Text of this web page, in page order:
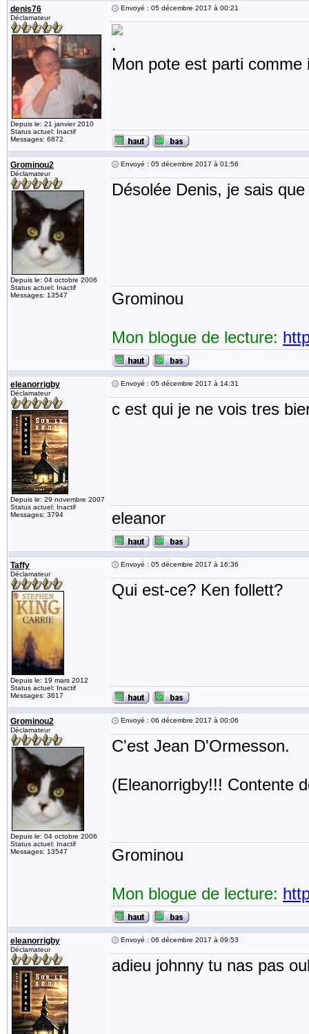
denis76
Déclamateur
Depuis le: 21 janvier 2010
Status actuel: Inactif
Messages: 6872
Envoyé : 05 décembre 2017 à 00:21
.
Mon pote est parti
Grominou2
Déclamateur
Depuis le: 04 octobre 2006
Status actuel: Inactif
Messages: 13547
Envoyé : 05 décembre 2017 à 01:56
Désolée Denis, je sais
Grominou
Mon blogue de lecture:
eleanorrigby
Déclamateur
Depuis le: 29 novembre 2007
Status actuel: Inactif
Messages: 3794
Envoyé : 05 décembre 2017 à 14:31
c est qui je ne vois tres
eleanor
Taffy
Déclamateur
Depuis le: 19 mars 2012
Status actuel: Inactif
Messages: 3617
Envoyé : 05 décembre 2017 à 16:36
Qui est-ce? Ken follett?
Grominou2
Déclamateur
Depuis le: 04 octobre 2006
Status actuel: Inactif
Messages: 13547
Envoyé : 06 décembre 2017 à 00:06
C'est Jean D'Ormesson.
(Eleanorrigby!!! Contente
Grominou
Mon blogue de lecture:
eleanorrigby
Déclamateur
Envoyé : 06 décembre 2017 à 09:53
adieu johnny tu nas pas